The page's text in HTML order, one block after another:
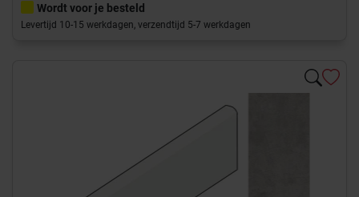
Wordt voor je besteld
Levertijd 10-15 werkdagen, verzendtijd 5-7 werkdagen